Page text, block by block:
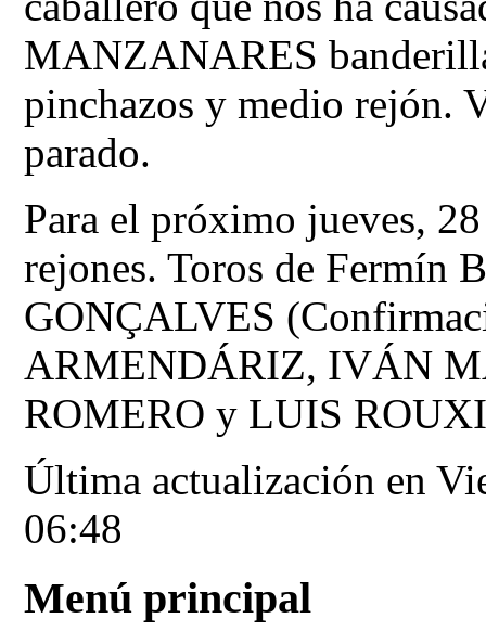
MANZANARES
pinchazos y medio rejón.
parado.
Para el próximo jueves,
rejones. Toros de Fermín
GONÇALVES
ARMENDÁRIZ, IVÁN
ROMERO y LUIS
Última actualización en
06:48
Menú principal